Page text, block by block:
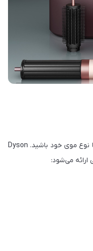
دیگر نیازی نیست نگران سازگاری دستگاه با نوع موی خود باشید. Dyson